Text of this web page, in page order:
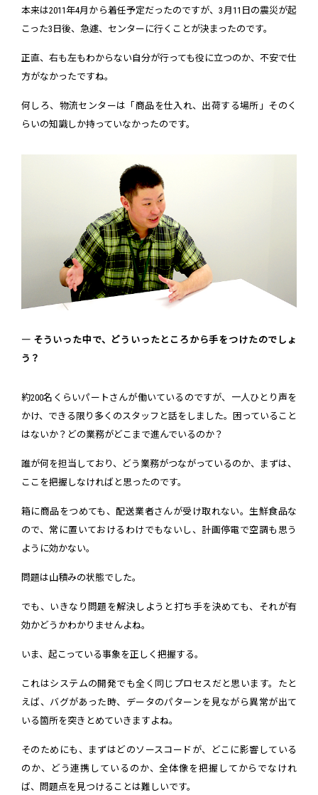
本来は2011年4月から着任予定だったのですが、3月11日の震災が起
こった3日後、急遽、センターに行くことが決まったのです。
正直、右も左もわからない自分が行っても役に立つのか、不安で仕
方がなかったですね。
何しろ、物流センターは「商品を仕入れ、出荷する場所」そのく
らいの知識しか持っていなかったのです。
― そういった中で、どういったところから手をつけたのでしょ
う？
約200名くらいパートさんが働いているのですが、一人ひとり声を
かけ、できる限り多くのスタッフと話をしました。困っていること
はないか？どの業務がどこまで進んでいるのか？
誰が何を担当しており、どう業務がつながっているのか、まずは、
ここを把握しなければと思ったのです。
箱に商品をつめても、配送業者さんが受け取れない。生鮮食品な
ので、常に置いておけるわけでもないし、計画停電で空調も思う
ように効かない。
問題は山積みの状態でした。
でも、いきなり問題を解決しようと打ち手を決めても、それが有
効かどうかわかりませんよね。
いま、起こっている事象を正しく把握する。
これはシステムの開発でも全く同じプロセスだと思います。たと
えば、バグがあった時、データのパターンを見ながら異常が出て
いる箇所を突きとめていきますよね。
そのためにも、まずはどのソースコードが、どこに影響している
のか、どう連携しているのか、全体像を把握してからでなけれ
ば、問題点を見つけることは難しいです。